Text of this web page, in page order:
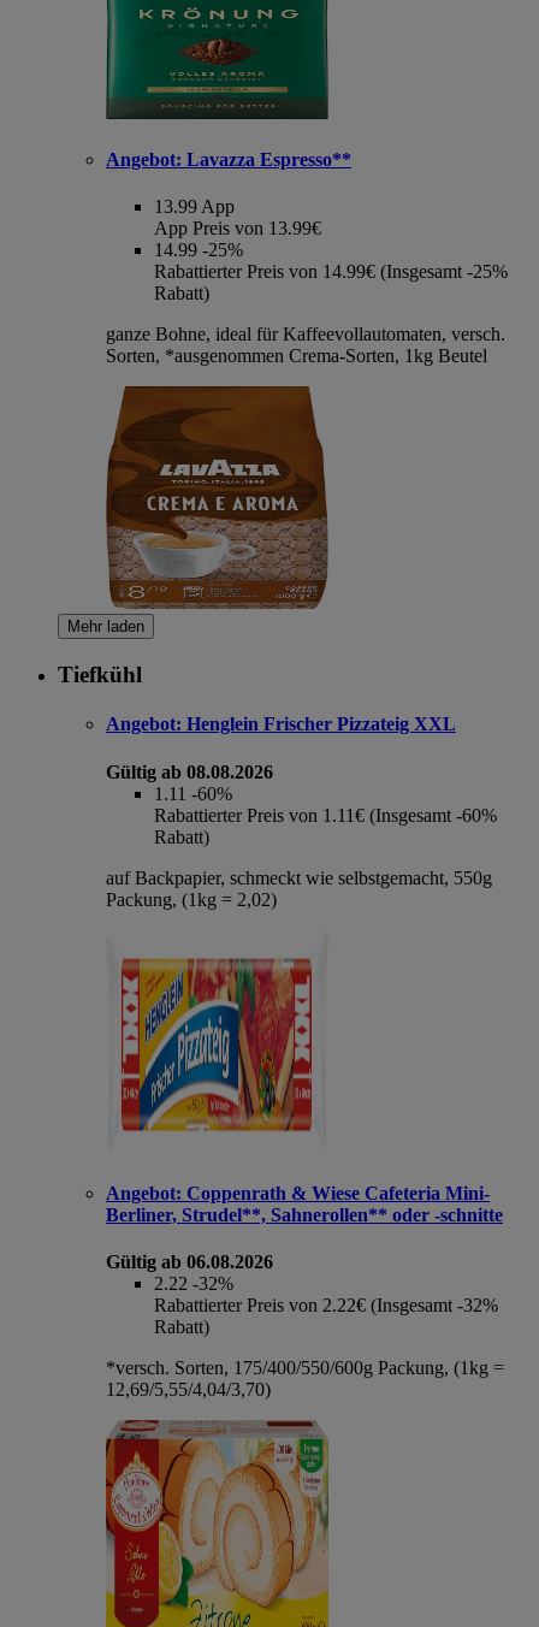
Angebot: Lavazza Espresso**
13.99 App
App Preis von 13.99€
14.99 -25%
Rabattierter Preis von 14.99€ (Insgesamt -25%
Rabatt)
ganze Bohne, ideal für Kaffeevollautomaten, versch.
Sorten, *ausgenommen Crema-Sorten, 1kg Beutel
Mehr laden
Tiefkühl
Angebot: Henglein Frischer Pizzateig XXL
Gültig ab 08.08.2026
1.11 -60%
Rabattierter Preis von 1.11€ (Insgesamt -60%
Rabatt)
auf Backpapier, schmeckt wie selbstgemacht, 550g
Packung, (1kg = 2,02)
Angebot: Coppenrath & Wiese Cafeteria Mini-
Berliner, Strudel**, Sahnerollen** oder -schnitte
Gültig ab 06.08.2026
2.22 -32%
Rabattierter Preis von 2.22€ (Insgesamt -32%
Rabatt)
*versch. Sorten, 175/400/550/600g Packung, (1kg =
12,69/5,55/4,04/3,70)